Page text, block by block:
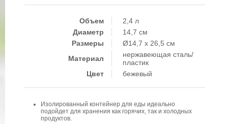
Объем
2,4 л
Диаметр
14,7 см
Размеры
Ø14,7 x 26,5 см
Материал
нержавеющая сталь/
пластик
Цвет
бежевый
Изолированный контейнер для еды идеально
подойдет для хранения как горячих, так и холодных
продуктов.